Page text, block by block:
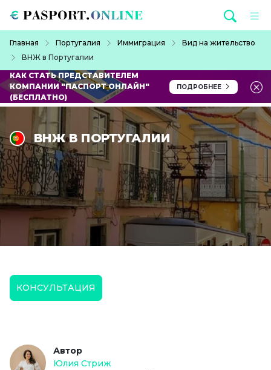
Главная Португалия Иммиграция
Вид на жительство
ВНЖ в Португалии
КАК СТАТЬ ПРЕДСТАВИТЕЛЕМ
КОМПАНИИ "ПАСПОРТ ОНЛАЙН"
(БЕСПЛАТНО)
ПОДРОБНЕЕ
ВНЖ В ПОРТУГАЛИИ
КОНСУЛЬТАЦИЯ
Автор
Юлия Стриж